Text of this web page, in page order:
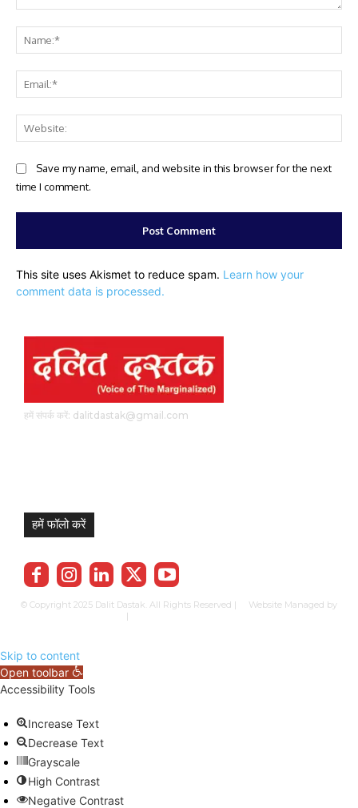
Save my name, email, and website in this browser for the next
time I comment.
This site uses Akismet to reduce spam. Learn how your
comment data is processed.
हमें संपर्क करें: dalitdastak@gmail.com
हमें फॉलो करें
© Copyright 2025 Dalit Dastak. All Rights Reserved | Website Managed by
|
Skip to content
Open toolbar
Accessibility Tools
Increase Text
Decrease Text
Grayscale
High Contrast
Negative Contrast